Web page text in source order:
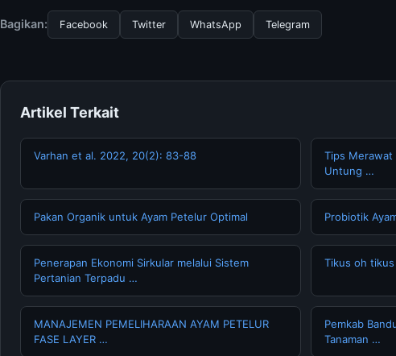
terpercaya.
Bagikan: Facebook Twitter WhatsApp Telegram
Artikel Terkait
Varhan et al. 2022, 20(2): 83-88
Tips Merawat
Untung …
Pakan Organik untuk Ayam Petelur Optimal Probiotik
Penerapan Ekonomi Sirkular melalui Sistem
Pertanian Terpadu …
Tikus oh
MANAJEMEN PEMELIHARAAN AYAM PETELUR
FASE LAYER …
Pemkab
Tanaman …